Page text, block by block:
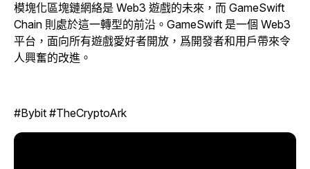
模塊化區塊鏈網絡是 Web3 遊戲的未來，而 GameSwift
Chain 則處於這一轉型的前沿。GameSwift 是一個 Web3
平台，面向所有遊戲愛好者開放，爲開發者和用戶帶來令
人興奮的改進。
#Bybit #TheCryptoArk